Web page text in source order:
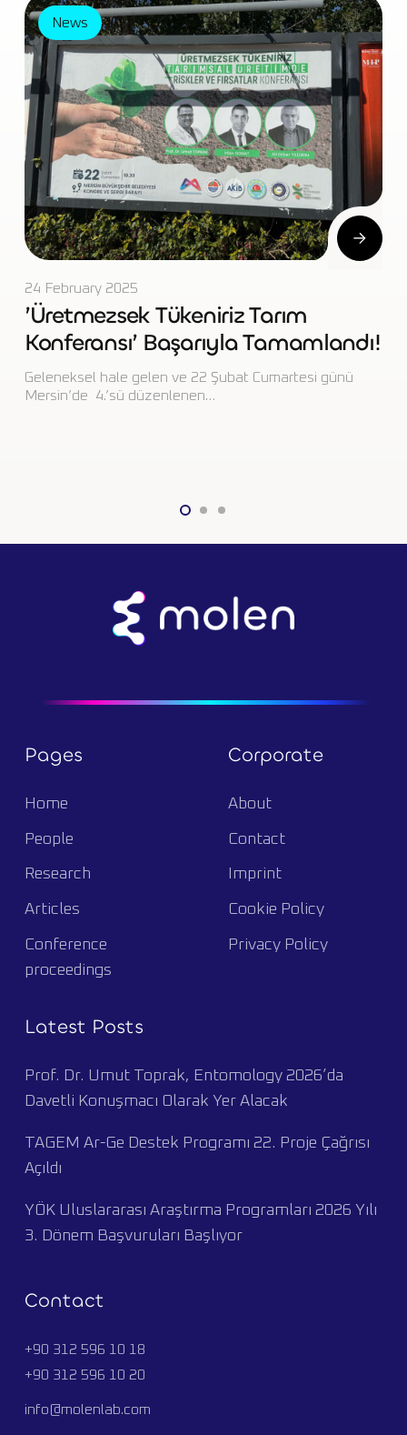
News
24 February 2025
’Üretmezsek Tükeniriz Tarım
Konferansı’ Başarıyla Tamamlandı!
Geleneksel hale gelen ve 22 Şubat Cumartesi günü
Mersin’de 4.’sü düzenlenen…
Pages
Home
People
Research
Articles
Conference
proceedings
Corporate
About
Contact
Imprint
Cookie Policy
Privacy Policy
Latest Posts
Prof. Dr. Umut Toprak, Entomology 2026’da
Davetli Konuşmacı Olarak Yer Alacak
TAGEM Ar-Ge Destek Programı 22. Proje Çağrısı
Açıldı
YÖK Uluslararası Araştırma Programları 2026 Yılı
3. Dönem Başvuruları Başlıyor
Contact
+90 312 596 10 18
+90 312 596 10 20
info@molenlab.com